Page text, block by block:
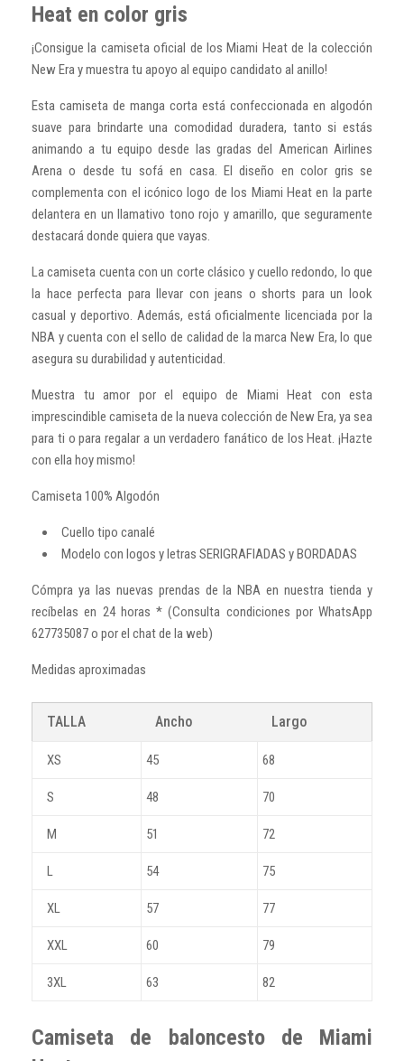
Heat en color gris
¡Consigue la camiseta oficial de los Miami Heat de la colección
New Era y muestra tu apoyo al equipo candidato al anillo!
Esta camiseta de manga corta está confeccionada en algodón
suave para brindarte una comodidad duradera, tanto si estás
animando a tu equipo desde las gradas del American Airlines
Arena o desde tu sofá en casa. El diseño en color gris se
complementa con el icónico logo de los Miami Heat en la parte
delantera en un llamativo tono rojo y amarillo, que seguramente
destacará donde quiera que vayas.
La camiseta cuenta con un corte clásico y cuello redondo, lo que
la hace perfecta para llevar con jeans o shorts para un look
casual y deportivo. Además, está oficialmente licenciada por la
NBA y cuenta con el sello de calidad de la marca New Era, lo que
asegura su durabilidad y autenticidad.
Muestra tu amor por el equipo de Miami Heat con esta
imprescindible camiseta de la nueva colección de New Era, ya sea
para ti o para regalar a un verdadero fanático de los Heat. ¡Hazte
con ella hoy mismo!
Camiseta 100% Algodón
Cuello tipo canalé
Modelo con logos y letras SERIGRAFIADAS y BORDADAS
Cómpra ya las nuevas prendas de la NBA en nuestra tienda y
recíbelas en 24 horas * (Consulta condiciones por WhatsApp
627735087 o por el chat de la web)
Medidas aproximadas
TALLA Ancho Largo
XS 45 68
S 48 70
M 51 72
L 54 75
XL 57 77
XXL 60 79
3XL 63 82
Camiseta de baloncesto de Miami